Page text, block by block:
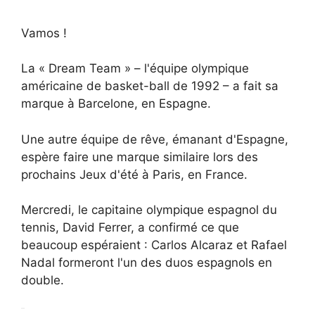
Vamos !
La « Dream Team » – l'équipe olympique
américaine de basket-ball de 1992 – a fait sa
marque à Barcelone, en Espagne.
Une autre équipe de rêve, émanant d'Espagne,
espère faire une marque similaire lors des
prochains Jeux d'été à Paris, en France.
Mercredi, le capitaine olympique espagnol du
tennis, David Ferrer, a confirmé ce que
beaucoup espéraient : Carlos Alcaraz et Rafael
Nadal formeront l'un des duos espagnols en
double.